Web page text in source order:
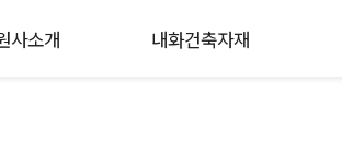
사소개 내화건축자재